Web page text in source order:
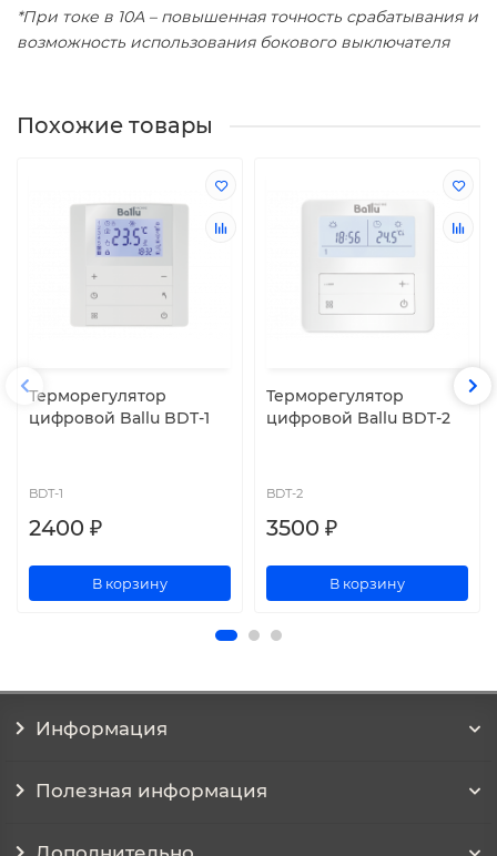
*При токе в 10А – повышенная точность срабатывания и
возможность использования бокового выключателя
Похожие товары
Терморегулятор
цифровой Ballu BDT-1
BDT-1
2400 ₽
В корзину
Терморегулятор
цифровой Ballu BDT-2
BDT-2
3500 ₽
В корзину
Информация
Полезная информация